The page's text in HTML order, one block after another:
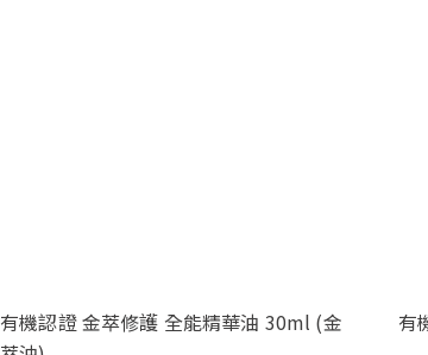
有機認證 金萃修護 全能精華油 30ml (金
有